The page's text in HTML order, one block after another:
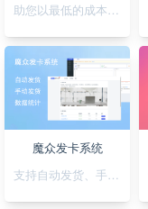
魔众发卡系统